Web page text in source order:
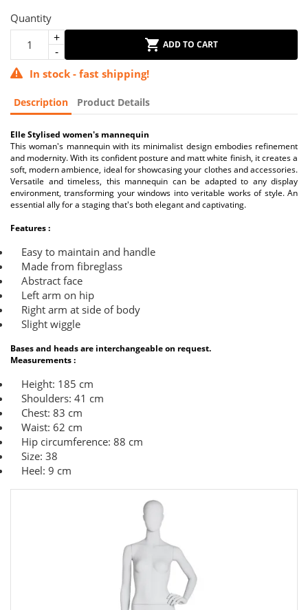
Quantity
ADD TO CART
In stock - fast shipping!
Description Product Details
Elle Stylised women's mannequin
This woman's mannequin with its minimalist design embodies refinement
and modernity. With its confident posture and matt white finish, it creates a
soft, modern ambience, ideal for showcasing your clothes and accessories.
Versatile and timeless, this mannequin can be adapted to any display
environment, transforming your windows into veritable works of style. An
essential ally for a staging that's both elegant and captivating.
Features :
Easy to maintain and handle
Made from fibreglass
Abstract face
Left arm on hip
Right arm at side of body
Slight wiggle
Bases and heads are interchangeable on request.
Measurements :
Height: 185 cm
Shoulders: 41 cm
Chest: 83 cm
Waist: 62 cm
Hip circumference: 88 cm
Size: 38
Heel: 9 cm